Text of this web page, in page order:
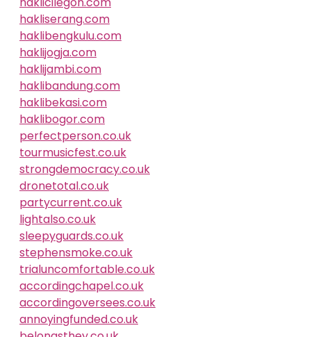
hakliserang.com
haklibengkulu.com
haklijogja.com
haklijambi.com
haklibandung.com
haklibekasi.com
haklibogor.com
perfectperson.co.uk
tourmusicfest.co.uk
strongdemocracy.co.uk
dronetotal.co.uk
partycurrent.co.uk
lightalso.co.uk
sleepyguards.co.uk
stephensmoke.co.uk
trialuncomfortable.co.uk
accordingchapel.co.uk
accordingoversees.co.uk
annoyingfunded.co.uk